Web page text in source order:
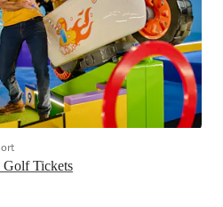
Tickets